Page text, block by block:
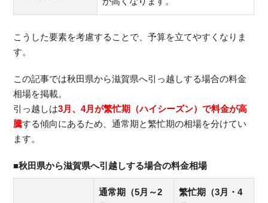
こうした要素を考慮することで、予算を立てやすくなりま
す。
この記事では秋田県から滋賀県へ引っ越しする場合の料金
相場を掲載。
引っ越しは3月、4月が繁忙期（ハイシーズン）で料金が高
騰する傾向にあるため、通常期と繁忙期の相場を分けてい
ます。
■秋田県から滋賀県へ引越しする場合の料金相場
通常期（5月～2
繁忙期（3月・4